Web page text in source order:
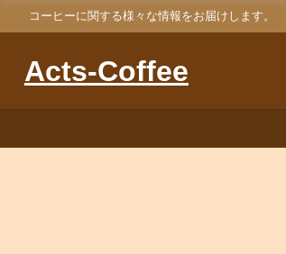
コーヒーに関する様々な情報をお届けします。
Acts-Coffee